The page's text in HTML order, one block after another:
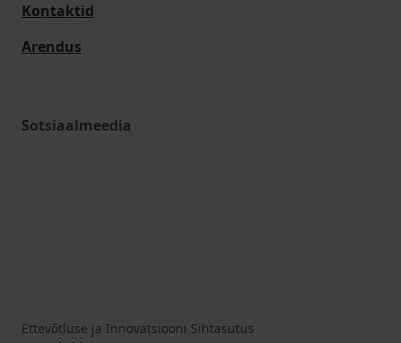
Kontaktid
Arendus
Sotsiaalmeedia
Ettevõtluse ja Innovatsiooni Sihtasutus